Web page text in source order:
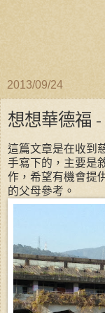
2013/09/24
想想華德福
這篇文章是在收到
手寫下的，主要是
作，希望有機會提
的父母參考。